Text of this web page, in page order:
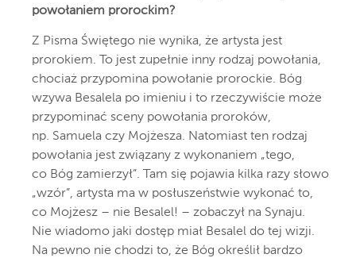
powołaniem prorockim?
Z Pisma Świętego nie wynika, że artysta jest
prorokiem. To jest zupełnie inny rodzaj powołania,
chociaż przypomina powołanie prorockie. Bóg
wzywa Besalela po imieniu i to rzeczywiście może
przypominać sceny powołania proroków,
np. Samuela czy Mojżesza. Natomiast ten rodzaj
powołania jest związany z wykonaniem „tego,
co Bóg zamierzył”. Tam się pojawia kilka razy słowo
„wzór”, artysta ma w posłuszeństwie wykonać to,
co Mojżesz – nie Besalel! – zobaczył na Synaju.
Nie wiadomo jaki dostęp miał Besalel do tej wizji.
Na pewno nie chodzi to, że Bóg określił bardzo